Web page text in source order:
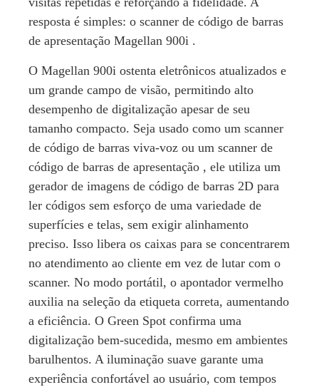
resposta é simples: o scanner de código de barras
de apresentação Magellan 900i .
O Magellan 900i ostenta eletrônicos atualizados e
um grande campo de visão, permitindo alto
desempenho de digitalização apesar de seu
tamanho compacto. Seja usado como um scanner
de código de barras viva-voz ou um scanner de
código de barras de apresentação , ele utiliza um
gerador de imagens de código de barras 2D para
ler códigos sem esforço de uma variedade de
superfícies e telas, sem exigir alinhamento
preciso. Isso libera os caixas para se concentrarem
no atendimento ao cliente em vez de lutar com o
scanner. No modo portátil, o apontador vermelho
auxilia na seleção da etiqueta correta, aumentando
a eficiência. O Green Spot confirma uma
digitalização bem-sucedida, mesmo em ambientes
barulhentos. A iluminação suave garante uma
experiência confortável ao usuário, com tempos